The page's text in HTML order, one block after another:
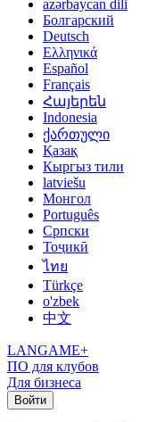
azərbaycan dili
Болгарский
Deutsch
Ελληνικά
Español
Français
Հայերեն
Indonesia
ქართული
Қазақ
Кыргыз тили
latviešu
Монгол
Português
Српски
Тоҷикӣ
ไทย
Türkçe
o'zbek
中文
LANGAME+
ПО для клубов
Для бизнеса
Войти